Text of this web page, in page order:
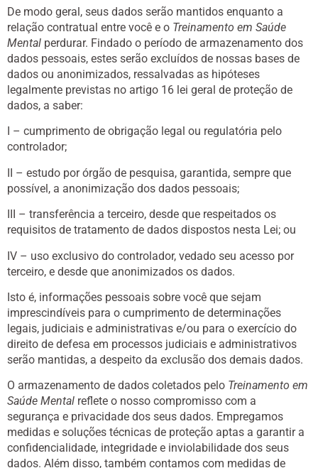
De modo geral, seus dados serão mantidos enquanto a
relação contratual entre você e o Treinamento em Saúde
Mental perdurar. Findado o período de armazenamento dos
dados pessoais, estes serão excluídos de nossas bases de
dados ou anonimizados, ressalvadas as hipóteses
legalmente previstas no artigo 16 lei geral de proteção de
dados, a saber:
I – cumprimento de obrigação legal ou regulatória pelo
controlador;
II – estudo por órgão de pesquisa, garantida, sempre que
possível, a anonimização dos dados pessoais;
III – transferência a terceiro, desde que respeitados os
requisitos de tratamento de dados dispostos nesta Lei; ou
IV – uso exclusivo do controlador, vedado seu acesso por
terceiro, e desde que anonimizados os dados.
Isto é, informações pessoais sobre você que sejam
imprescindíveis para o cumprimento de determinações
legais, judiciais e administrativas e/ou para o exercício do
direito de defesa em processos judiciais e administrativos
serão mantidas, a despeito da exclusão dos demais dados.
O armazenamento de dados coletados pelo Treinamento em
Saúde Mental reflete o nosso compromisso com a
segurança e privacidade dos seus dados. Empregamos
medidas e soluções técnicas de proteção aptas a garantir a
confidencialidade, integridade e inviolabilidade dos seus
dados. Além disso, também contamos com medidas de